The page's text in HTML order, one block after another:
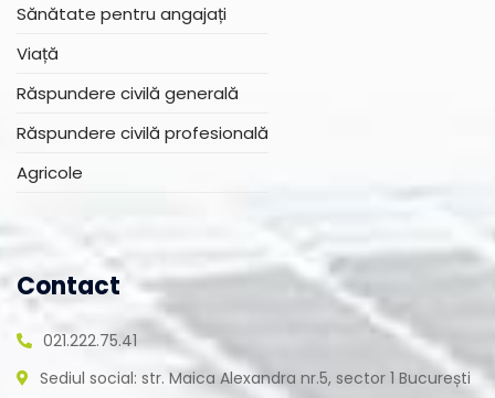
Sănătate pentru angajați
Viață
Răspundere civilă generală
Răspundere civilă profesională
Agricole
Contact
021.222.75.41
Sediul social: str. Maica Alexandra nr.5, sector 1 București